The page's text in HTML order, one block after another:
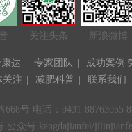
关注头条 新浪微博
达 专家团队 成功案例
关注 减肥科普 联系我们
号 电话：0431-88763055
公众号 kangdajianfei/